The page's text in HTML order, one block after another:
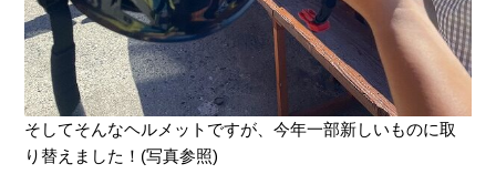
そしてそんなヘルメットですが、今年一部新しいものに取
り替えました！(写真参照)